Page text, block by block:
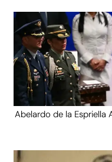
Abelardo de la Espriella